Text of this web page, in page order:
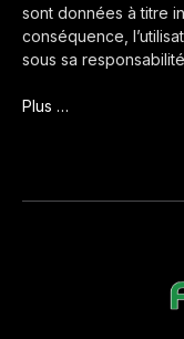
sont données à titre
conséquence,
sous sa
Plus …